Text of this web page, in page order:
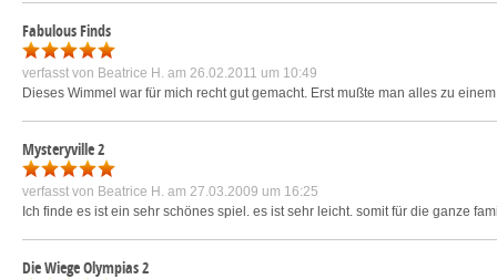
Fabulous Finds
verfasst von Beatrice H. am 26.02.2011 um 10:49
Dieses Wimmel war für mich recht gut gemacht. Erst mußte man alles zu
Mysteryville 2
verfasst von Beatrice H. am 27.03.2009 um 16:25
Ich finde es ist ein sehr schönes spiel. es ist sehr leicht. somit für die ganze
Die Wiege Olympias 2